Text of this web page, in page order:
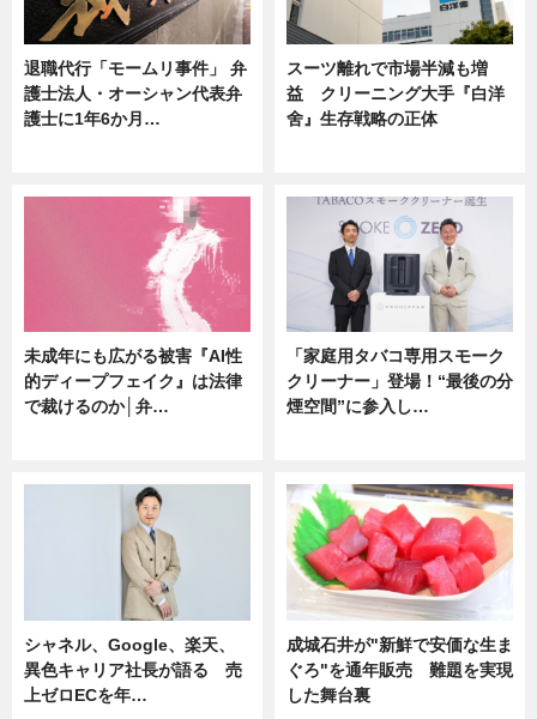
退職代行「モームリ事件」 弁
護士法人・オーシャン代表弁
護士に1年6か月…
スーツ離れで市場半減も増
益 クリーニング大手『白洋
舍』生存戦略の正体
未成年にも広がる被害『AI性
的ディープフェイク』は法律
で裁けるのか│弁…
「家庭用タバコ専用スモーク
クリーナー」登場！“最後の分
煙空間”に参入し…
シャネル、Google、楽天、
異色キャリア社長が語る 売
上ゼロECを年…
成城石井が"新鮮で安価な生ま
ぐろ"を通年販売 難題を実現
した舞台裏